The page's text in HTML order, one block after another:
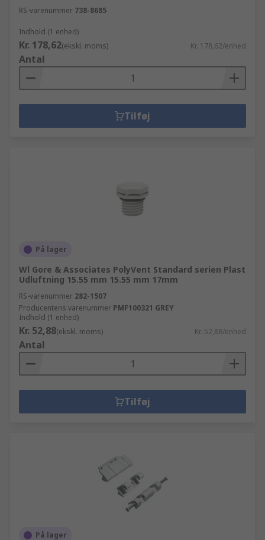
RS-varenummer 738-8685
Indhold (1 enhed)
Kr. 178,62(ekskl. moms) Kr. 178,62/enhed
Antal
Tilføj
På lager
Wl Gore & Associates PolyVent Standard serien Plast
Udluftning 15.55 mm 15.55 mm 17mm
RS-varenummer 282-1507
Producentens varenummer PMF100321 GREY
Indhold (1 enhed)
Kr. 52,88(ekskl. moms) Kr. 52,88/enhed
Antal
Tilføj
På lager